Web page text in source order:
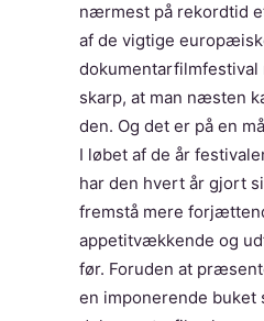
nærmest på rekordtid
af de vigtige
dokumentarfilmfestival
skarp, at man næsten
den. Og det er på en
I løbet af de år
har den hvert år gjort
fremstå mere
appetitvækkende og
før. Foruden at
en imponerende